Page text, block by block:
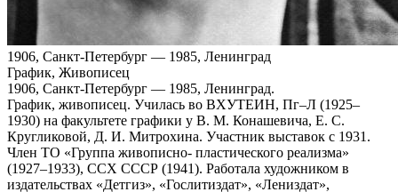
1906, Санкт-Петербург — 1985, Ленинград
График, Живописец
1906, Санкт‑Петербург — 1985, Ленинград.
График, живописец. Училась во ВХУТЕИН, Пг–Л (1925–
1930) на факультете графики у В. М. Конашевича, Е. С.
Кругликовой, Д. И. Митрохина. Участник выставок с 1931.
Член ТО «Группа живописно- пластического реализма»
(1927–1933), ССХ СССР (1941). Работала художником в
издательствах «Детгиз», «Гослитиздат», «Лениздат»,